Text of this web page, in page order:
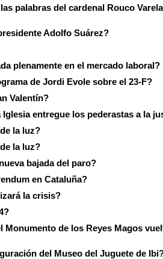
palabras del cardenal Rouco
Adolfo Suárez?
plenamente en el mercado laboral?
de Jordi Evole sobre el 23-F?
Valentín?
Iglesia entregue los pederastas a la
la luz?
la luz?
bajada del paro?
en Cataluña?
la crisis?
Monumento de los Reyes Magos
del Museo del Juguete de